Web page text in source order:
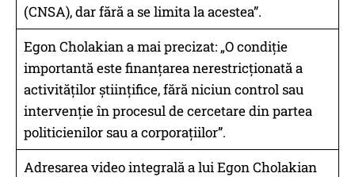
(CNSA), dar fără a se limita la acestea”.
Egon Cholakian a mai precizat: „O condiție
importantă este finanțarea nerestricționată a
activităților științifice, fără niciun control sau
intervenție în procesul de cercetare din partea
politicienilor sau a corporațiilor”.
Adresarea video integrală a lui Egon Cholakian